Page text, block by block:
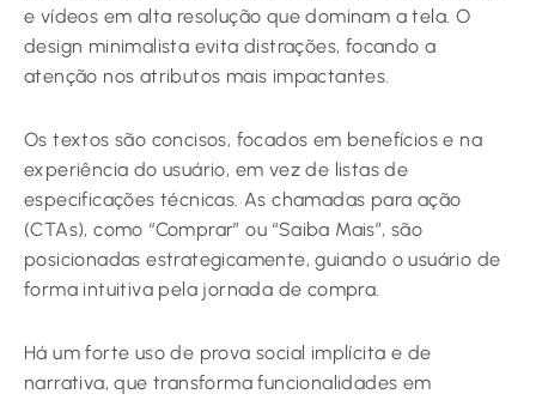
e vídeos em alta resolução que dominam a tela. O
design minimalista evita distrações, focando a
atenção nos atributos mais impactantes.
Os textos são concisos, focados em benefícios e na
experiência do usuário, em vez de listas de
especificações técnicas. As chamadas para ação
(CTAs), como “Comprar” ou “Saiba Mais”, são
posicionadas estrategicamente, guiando o usuário de
forma intuitiva pela jornada de compra.
Há um forte uso de prova social implícita e de
narrativa, que transforma funcionalidades em